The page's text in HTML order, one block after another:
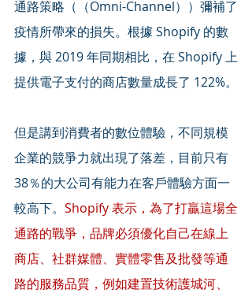
通路策略（（Omni-Channel））彌補了
疫情所帶來的損失。根據 Shopify 的數
據，與 2019 年同期相比，在 Shopify 上
提供電子支付的商店數量成長了 122%。
但是講到消費者的數位體驗，不同規模
企業的競爭力就出現了落差，目前只有
38％的大公司有能力在客戶體驗方面一
較高下。 Shopify 表示，為了打贏這場全
通路的戰爭，品牌必須優化自己在線上
商店、社群媒體、實體零售及批發等通
路的服務品質，例如建置技術護城河、